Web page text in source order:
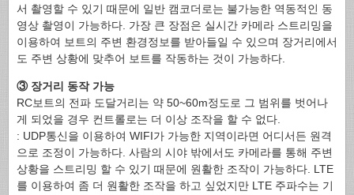
서 촬영할 수 있기 때문에 일반 캠코더로는 불가능한 역동적인 동
영상 촬영이 가능하다. 가장 큰 장점은 실시간 카메라 스트리밍을
이용하여 보트의 주변 환경정보를 받아들일 수 있으며 장거리에서
도 주변 상황에 맞추어 보트를 작동하는 것이 가능하다.
③ 장거리 동작 가능
RC보트의 전파 도달거리는 약 50~60m정도로 그 범위를 벗어나
게 되었을 경우 컨트롤로는 더 이상 조작을 할 수 없다.
: UDP통신을 이용하여 WIFI가 가능한 지역이라면 어디서든 원격
으로 조정이 가능하다. 사람의 시야 밖에서도 카메라를 통해 주변
상황을 스트리밍 할 수 있기 때문에 원활한 조작이 가능하다. LTE
를 이용하여 좀 더 원활한 조작을 하고 싶었지만 LTE 주파수는 기